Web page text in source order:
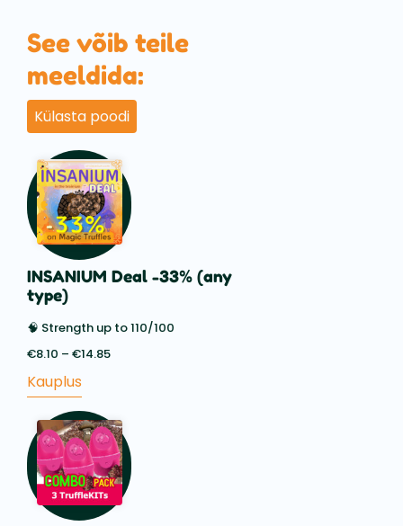
See võib teile
meeldida:
Külasta poodi
INSANIUM Deal -33% (any
type)
🧠 Strength up to 110/100
€8.10 – €14.85
€14.85
Kauplus